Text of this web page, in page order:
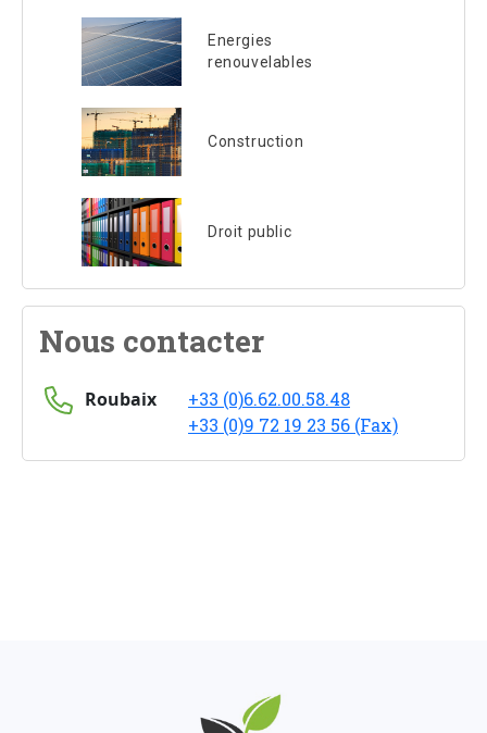
Energies
renouvelables
Construction
Droit public
Nous contacter
Roubaix
+33 (0)6.62.00.58.48
+33 (0)9 72 19 23 56 (Fax)